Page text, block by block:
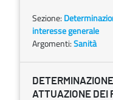
Sezione:
interesse generale
Argomenti:Sanità
ATTUAZIONE DEI